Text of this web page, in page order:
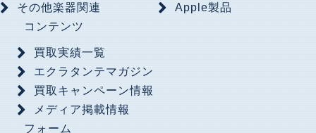
その他楽器関連
Apple製品
コンテンツ
買取実績一覧
エクラタンテマガジン
買取キャンペーン情報
メディア掲載情報
フォーム